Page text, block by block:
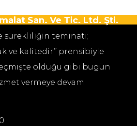
San. Ve Tic. Ltd. Şti.
sürekliliğin teminatı;
ve kalitedir’’ prensibiyle
olduğu gibi bugün
vermeye devam